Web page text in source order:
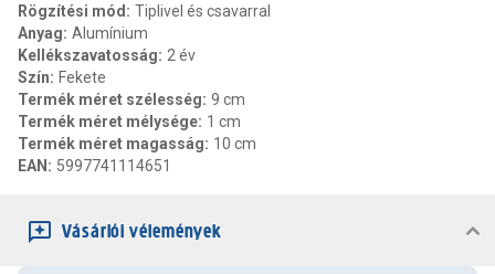
Rögzítési mód : Tiplivel és csavarral
Anyag: Alumínium
Kellékszavatosság: 2 év
Szín: Fekete
Termék méret szélesség: 9 cm
Termék méret mélysége: 1 cm
Termék méret magasság: 10 cm
EAN : 5997741114651
Vásárlói vélemények